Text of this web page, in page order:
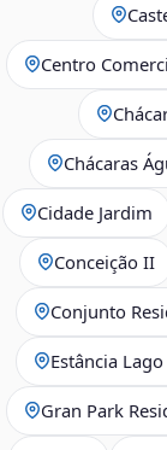
Centro
Chácaras
Cidade Jardim
Conceição II
Conjunto
Estância
Gran Park